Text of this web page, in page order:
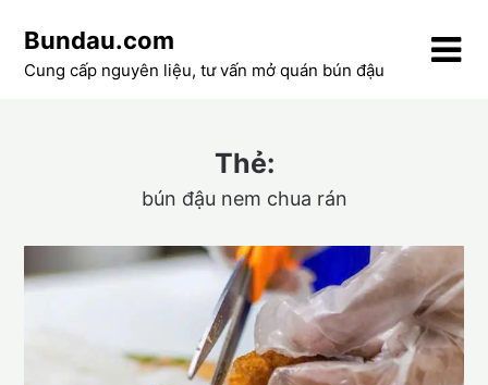
content
Bundau.com
Cung cấp nguyên liệu, tư vấn mở quán bún đậu
Thẻ:
bún đậu nem chua rán